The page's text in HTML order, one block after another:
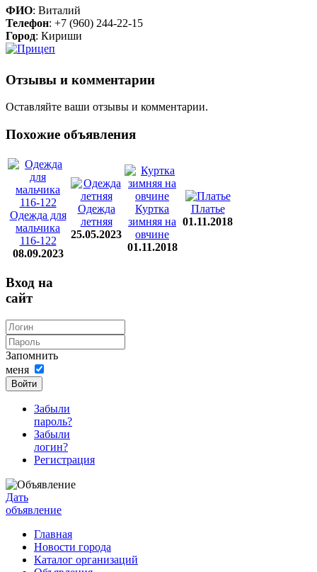
ФИО: Виталий
Телефон: +7 (960) 244-22-15
Город: Кириши
Отзывы и комментарии
Оставляйте ваши отзывы и комментарии.
Похожие объявления
Одежда для
мальчика
116-122
08.09.2023
Одежда
летняя
25.05.2023
Куртка
зимняя на
овчине
01.11.2018
Платье
01.11.2018
Вход на
сайт
Запомнить
меня
Войти
Забыли
пароль?
Забыли
логин?
Регистрация
Дать
объявление
Главная
Новости города
Каталог организаций